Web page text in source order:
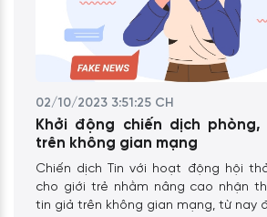
02/10/2023 3:51:25 CH
Khởi động chiến dịch
trên không gian mạng
Chiến dịch Tin với hoạt động hội
cho giới trẻ nhằm nâng cao nhận
tin giả trên không gian mạng, từ nay